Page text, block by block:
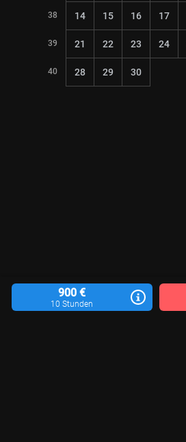
38 14 15 16 17
39 21 22 23 24
40 28 29 30
900 €
10 Stunden